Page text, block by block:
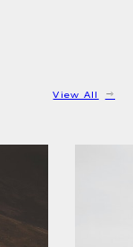
View All